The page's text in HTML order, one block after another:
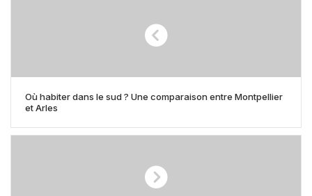
Où habiter dans le sud ? Une comparaison entre Montpellier
et Arles